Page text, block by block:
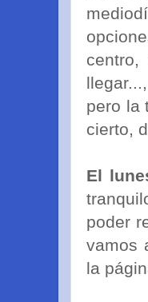
pero la
cierto,
El
poder
vamos
la